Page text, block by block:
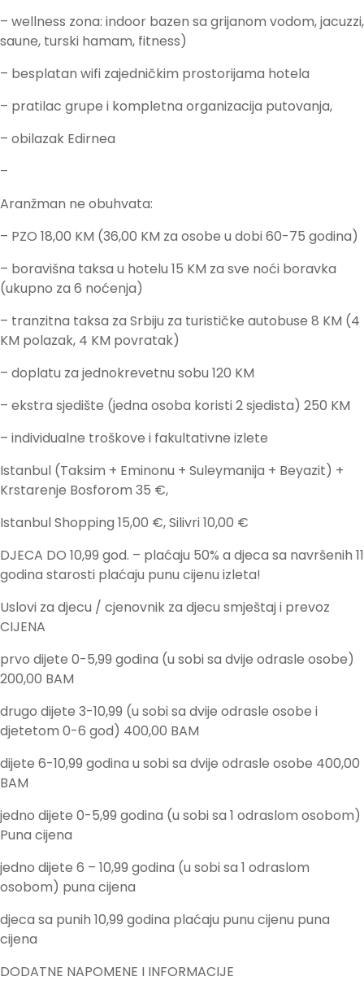
– wellness zona: indoor bazen sa grijanom vodom, jacuzzi,
saune, turski hamam, fitness)
– besplatan wifi zajedničkim prostorijama hotela
– pratilac grupe i kompletna organizacija putovanja,
– obilazak Edirnea
–
Aranžman ne obuhvata:
– PZO 18,00 KM (36,00 KM za osobe u dobi 60-75 godina)
– boravišna taksa u hotelu 15 KM za sve noći boravka
(ukupno za 6 noćenja)
– tranzitna taksa za Srbiju za turističke autobuse 8 KM (4
KM polazak, 4 KM povratak)
– doplatu za jednokrevetnu sobu 120 KM
– ekstra sjedište (jedna osoba koristi 2 sjedista) 250 KM
– individualne troškove i fakultativne izlete
Istanbul (Taksim + Eminonu + Suleymanija + Beyazit) +
Krstarenje Bosforom 35 €,
Istanbul Shopping 15,00 €, Silivri 10,00 €
DJECA DO 10,99 god. – plaćaju 50% a djeca sa navršenih 11
godina starosti plaćaju punu cijenu izleta!
Uslovi za djecu / cjenovnik za djecu smještaj i prevoz
CIJENA
prvo dijete 0-5,99 godina (u sobi sa dvije odrasle osobe)
200,00 BAM
drugo dijete 3-10,99 (u sobi sa dvije odrasle osobe i
djetetom 0-6 god) 400,00 BAM
dijete 6-10,99 godina u sobi sa dvije odrasle osobe 400,00
BAM
jedno dijete 0-5,99 godina (u sobi sa 1 odraslom osobom)
Puna cijena
jedno dijete 6 – 10,99 godina (u sobi sa 1 odraslom
osobom) puna cijena
djeca sa punih 10,99 godina plaćaju punu cijenu puna
cijena
DODATNE NAPOMENE I INFORMACIJE